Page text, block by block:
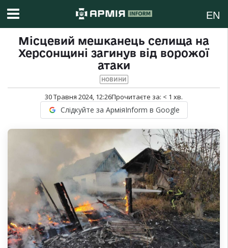
EN
Місцевий мешканець селища на
Херсонщині загинув від ворожої
атаки
НОВИНИ
30 Травня 2024, 12:26Прочитаєте за: < 1 хв.
Слідкуйте за АрміяInform в Google